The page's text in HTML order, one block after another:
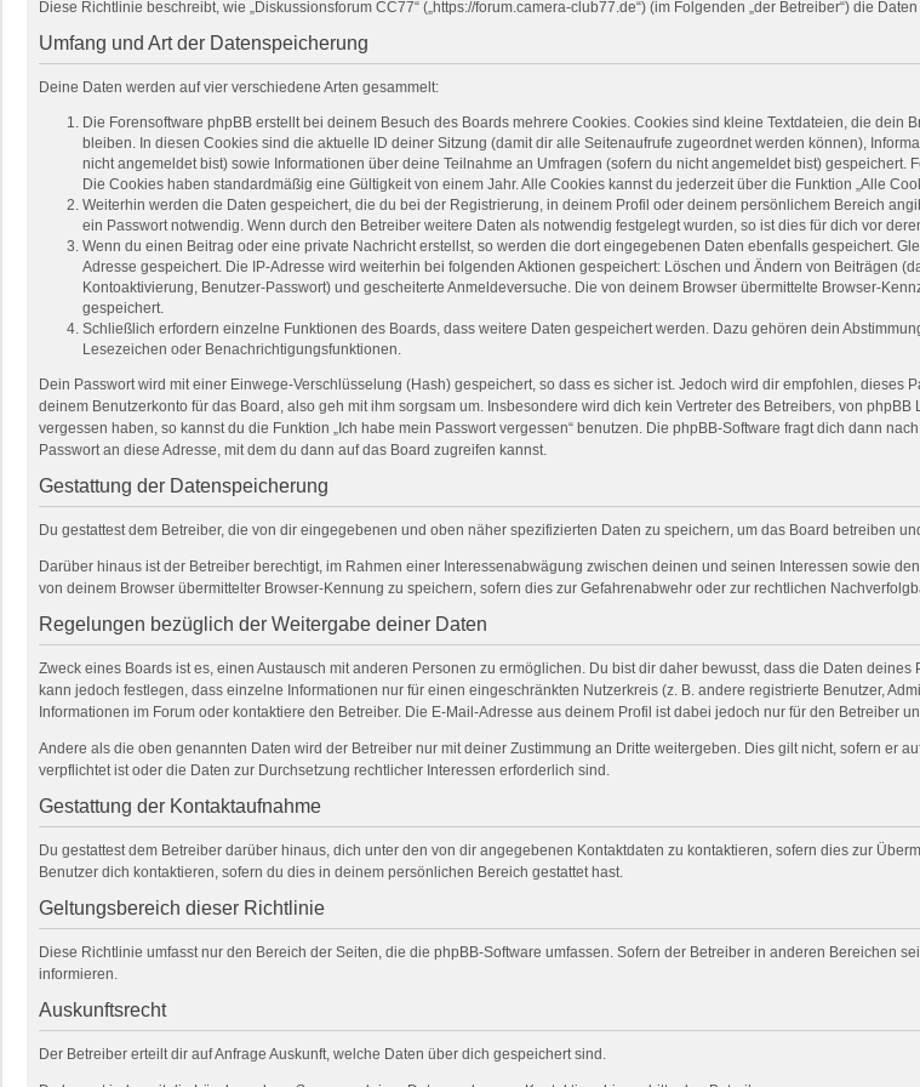
Diese Richtlinie beschreibt, wie „Diskussionsforum CC77“ („https://forum.camera-club77.de“) (im Folgenden „der Betreiber“) die
Umfang und Art der Datenspeicherung
Deine Daten werden auf vier verschiedene Arten gesammelt:
Die Forensoftware phpBB erstellt bei deinem Besuch des Boards mehrere Cookies. Cookies sind kleine Textdateien, die
bleiben. In diesen Cookies sind die aktuelle ID deiner Sitzung (damit dir alle Seitenaufrufe zugeordnet werden können),
nicht angemeldet bist) sowie Informationen über deine Teilnahme an Umfragen (sofern du nicht angemeldet bist)
Die Cookies haben standardmäßig eine Gültigkeit von einem Jahr. Alle Cookies kannst du jederzeit über die Funktion „Alle
Weiterhin werden die Daten gespeichert, die du bei der Registrierung, in deinem Profil oder deinem persönlichem Bereich
ein Passwort notwendig. Wenn durch den Betreiber weitere Daten als notwendig festgelegt wurden, so ist dies für dich vor
Wenn du einen Beitrag oder eine private Nachricht erstellst, so werden die dort eingegebenen Daten ebenfalls gespeichert.
Adresse gespeichert. Die IP-Adresse wird weiterhin bei folgenden Aktionen gespeichert: Löschen und Ändern von Beiträgen
Kontoaktivierung, Benutzer-Passwort) und gescheiterte Anmeldeversuche. Die von deinem Browser übermittelte Browser-
gespeichert.
Schließlich erfordern einzelne Funktionen des Boards, dass weitere Daten gespeichert werden. Dazu gehören dein
Lesezeichen oder Benachrichtigungsfunktionen.
Dein Passwort wird mit einer Einwege-Verschlüsselung (Hash) gespeichert, so dass es sicher ist. Jedoch wird dir empfohlen,
deinem Benutzerkonto für das Board, also geh mit ihm sorgsam um. Insbesondere wird dich kein Vertreter des Betreibers, von
vergessen haben, so kannst du die Funktion „Ich habe mein Passwort vergessen“ benutzen. Die phpBB-Software fragt dich dann
Passwort an diese Adresse, mit dem du dann auf das Board zugreifen kannst.
Gestattung der Datenspeicherung
Du gestattest dem Betreiber, die von dir eingegebenen und oben näher spezifizierten Daten zu speichern, um das Board betreiben
Darüber hinaus ist der Betreiber berechtigt, im Rahmen einer Interessenabwägung zwischen deinen und seinen Interessen sowie
von deinem Browser übermittelter Browser-Kennung zu speichern, sofern dies zur Gefahrenabwehr oder zur rechtlichen
Regelungen bezüglich der Weitergabe deiner Daten
Zweck eines Boards ist es, einen Austausch mit anderen Personen zu ermöglichen. Du bist dir daher bewusst, dass die Daten
kann jedoch festlegen, dass einzelne Informationen nur für einen eingeschränkten Nutzerkreis (z. B. andere registrierte Benutzer,
Informationen im Forum oder kontaktiere den Betreiber. Die E-Mail-Adresse aus deinem Profil ist dabei jedoch nur für den Betreiber
Andere als die oben genannten Daten wird der Betreiber nur mit deiner Zustimmung an Dritte weitergeben. Dies gilt nicht, sofern er
verpflichtet ist oder die Daten zur Durchsetzung rechtlicher Interessen erforderlich sind.
Gestattung der Kontaktaufnahme
Du gestattest dem Betreiber darüber hinaus, dich unter den von dir angegebenen Kontaktdaten zu kontaktieren, sofern dies zur
Benutzer dich kontaktieren, sofern du dies in deinem persönlichen Bereich gestattet hast.
Geltungsbereich dieser Richtlinie
Diese Richtlinie umfasst nur den Bereich der Seiten, die die phpBB-Software umfassen. Sofern der Betreiber in anderen Bereichen
informieren.
Auskunftsrecht
Der Betreiber erteilt dir auf Anfrage Auskunft, welche Daten über dich gespeichert sind.